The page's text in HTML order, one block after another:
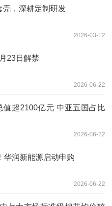
壳，深耕定制研发
2026-03-12
23日解禁
2026-06-22
超2100亿元 中亚五国占比
2026-06-22
华润新能源启动申购
2026-06-22